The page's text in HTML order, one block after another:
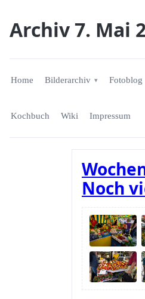
Archiv 7. Mai
Home Bilderarchiv Fotoblog
Kochbuch Wiki Impressum
Noch